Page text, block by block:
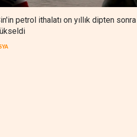
petrol ithalatı on yıllık dipten sonra